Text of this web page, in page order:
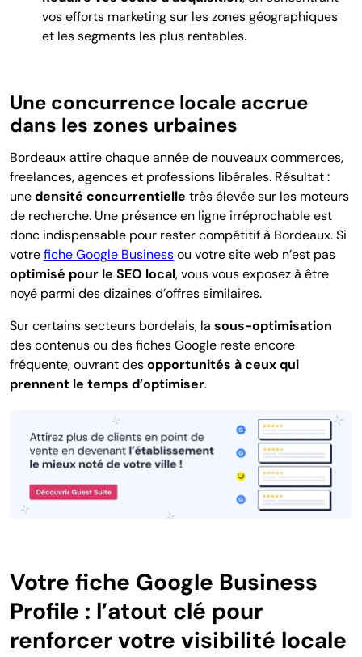
vos efforts marketing sur les zones géographiques
et les segments les plus rentables.
Une concurrence locale accrue
dans les zones urbaines
Bordeaux attire chaque année de nouveaux commerces,
freelances, agences et professions libérales. Résultat :
unedensité concurrentielle très élevée sur les moteurs
de recherche. Une présence en ligne irréprochable est
donc indispensable pour rester compétitif à Bordeaux. Si
votrefiche Google Businessou votre site web n’est pas
optimisé pour le SEO local, vous vous exposez à être
noyé parmi des dizaines d’offres similaires.
Sur certains secteurs bordelais, la sous-optimisation
des contenus ou des fiches Google reste encore
fréquente, ouvrant desopportunités à ceux qui
prennent le temps d’optimiser.
Votre fiche Google Business
Profile : l’atout clé pour
renforcer votre visibilité locale